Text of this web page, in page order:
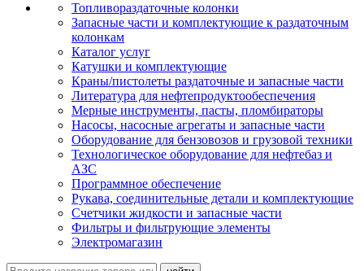
Топливораздаточные колонки
Запасные части и комплектующие к раздаточным
колонкам
Каталог услуг
Катушки и комплектующие
Краны/пистолеты раздаточные и запасные части
Литература для нефтепродуктообеспечения
Мерные инструменты, пасты, пломбираторы
Насосы, насосные агрегаты и запасные части
Оборудование для бензовозов и грузовой техники
Технологическое оборудование для нефтебаз и
АЗС
Программное обеспечение
Рукава, соединительные детали и комплектующие
Счетчики жидкости и запасные части
Фильтры и фильтрующие элементы
Электромагазин